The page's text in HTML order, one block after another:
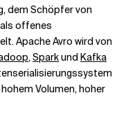
, dem Schöpfer von
offenes
Apache Avro wird von
,Sparkund Kafka
Volumen, hoher